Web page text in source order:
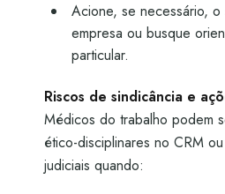
Acione, se necessário,
empresa ou busque
particular.
Riscos de sindicância e
Médicos do trabalho podem
ético-disciplinares no CRM
judiciais quando: